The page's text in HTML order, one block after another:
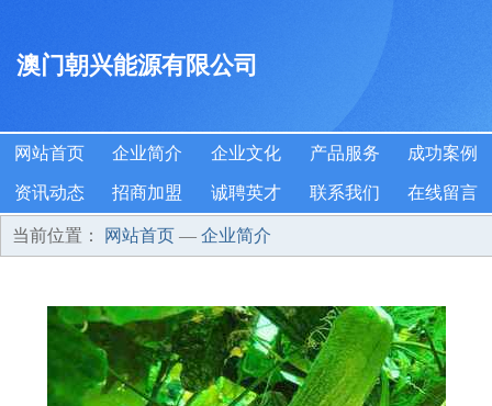
澳门朝兴能源有限公司
网站首页 企业简介 企业文化 产品服务 成功案例
资讯动态 招商加盟 诚聘英才 联系我们 在线留言
当前位置： 网站首页 — 企业简介